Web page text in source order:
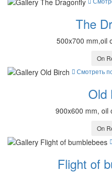
The
500x700 mm,oil
On
Смотреть
Old
900x600 mm,
On
Flight of